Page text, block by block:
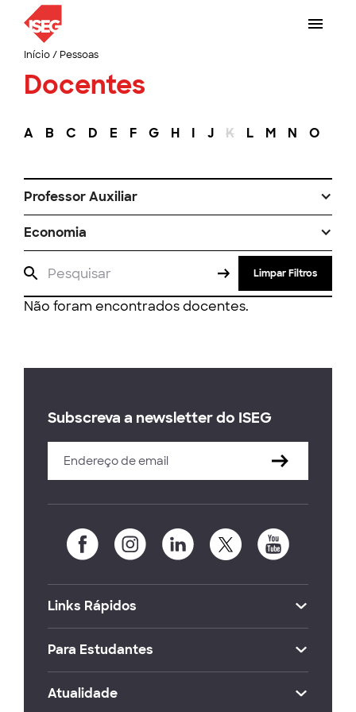
Início/ Pessoas
Docentes
A B C D E F G H I J K L M N O
Professor Auxiliar
Economia
Limpar Filtros
Não foram encontrados docentes.
Subscreva a newsletter do ISEG
Links Rápidos
Para Estudantes
Atualidade